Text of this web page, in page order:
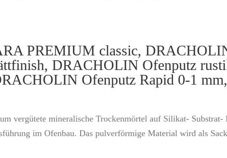
PREMIUM classic,
DRACHOLIN Ofenputz
Ofenputz Rapid 0-1
vergütete mineralische Trockenmörtel auf Silikat- Substrat-
im Ofenbau. Das pulverförmige Material wird als